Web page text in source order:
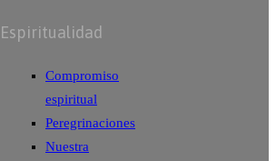
Espiritualidad
Compromiso
espiritual
Peregrinaciones
Nuestra